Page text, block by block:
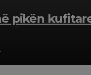
pikën